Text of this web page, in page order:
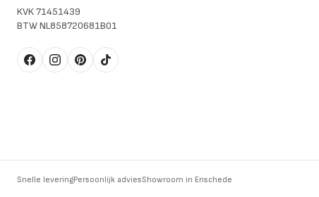
KVK71451439
BTWNL858720681B01
FacebookInstagram
Pinterest
TikTok
Snelle leveringPersoonlijk adviesShowroom in Enschede